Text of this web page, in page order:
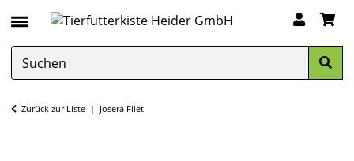
Zurück zur Liste Josera Filet